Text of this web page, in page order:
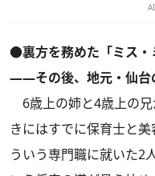
●裏方を務めた「ミス・
――その後、地元・仙台
6歳上の姉と4歳上の
きにはすでに保育士と
ういう専門職に就いた2